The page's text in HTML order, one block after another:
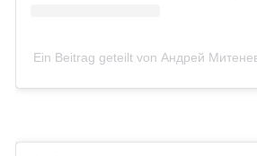
Ein Beitrag geteilt von Андрей